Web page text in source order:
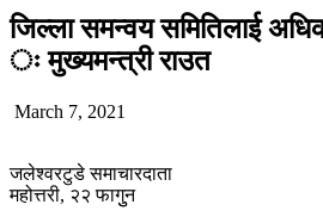
जिल्ला समन्वय समितिलाई
ः मुख्यमन्त्री राउत
March 7, 2021
जलेश्वरटुडे समाचारदाता
महोत्तरी, २२ फागुुन